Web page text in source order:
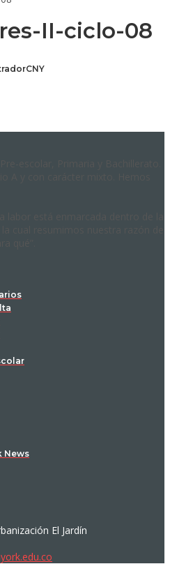
II-ciclo-08
News
El Jardín